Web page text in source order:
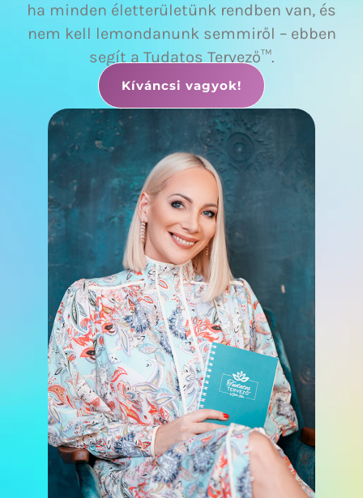
ha minden életterületünk rendben van, és
nem kell lemondanunk semmiről – ebben
segít a Tudatos Tervező™.
Kíváncsi vagyok!